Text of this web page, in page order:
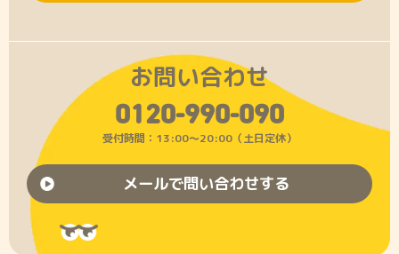
お問い合わせ
0120-990-090
受付時間：13:00〜20:00（土日定休）
メールで問い合わせする